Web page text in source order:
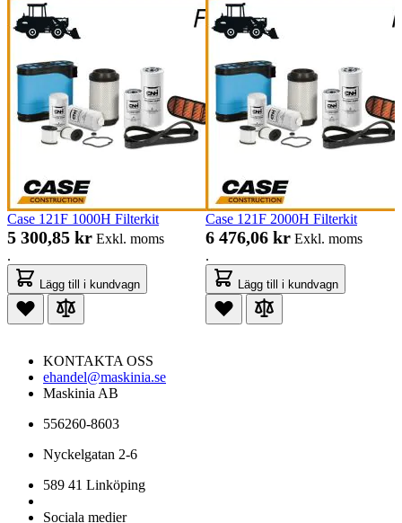
Case 121F 1000H Filterkit
5 300,85 kr Exkl. moms
.
Lägg till i kundvagn
Case 121F 2000H Filterkit
6 476,06 kr Exkl. moms
.
Lägg till i kundvagn
KONTAKTA OSS
ehandel@maskinia.se
Maskinia AB
556260-8603
Nyckelgatan 2-6
589 41 Linköping
Sociala medier